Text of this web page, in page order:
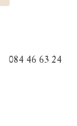
084 46 63 24